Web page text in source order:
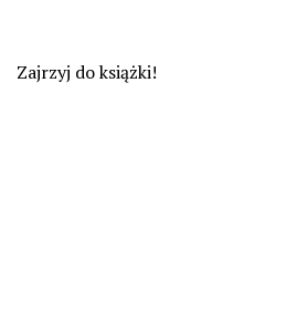
Zajrzyj do książki!